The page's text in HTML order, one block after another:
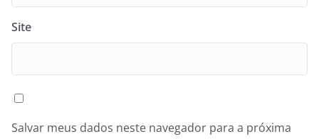
Site
Salvar meus dados neste navegador para a próxima